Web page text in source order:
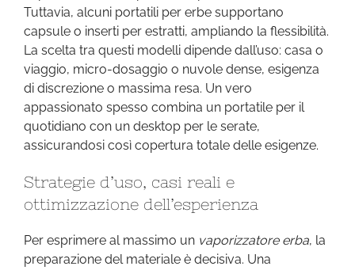
Tuttavia, alcuni portatili per erbe supportano
capsule o inserti per estratti, ampliando la flessibilità.
La scelta tra questi modelli dipende dall’uso: casa o
viaggio, micro-dosaggio o nuvole dense, esigenza
di discrezione o massima resa. Un vero
appassionato spesso combina un portatile per il
quotidiano con un desktop per le serate,
assicurandosi così copertura totale delle esigenze.
Strategie d’uso, casi reali e
ottimizzazione dell’esperienza
Per esprimere al massimo un vaporizzatore erba, la
preparazione del materiale è decisiva. Una